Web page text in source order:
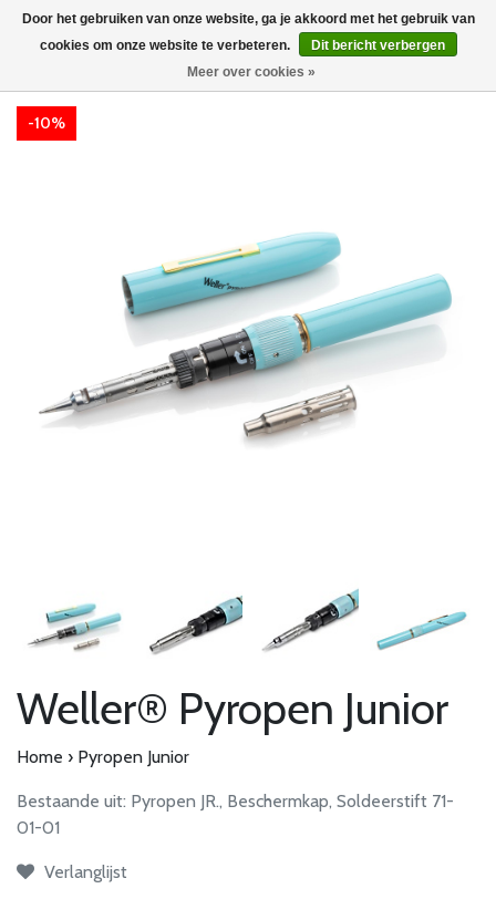
-10%
-10%
-10%
-10%
Weller® Pyropen Junior
Home › Pyropen Junior
Bestaande uit: Pyropen JR., Beschermkap, Soldeerstift 71-
01-01
Verlanglijst
Door het gebruiken van onze website, ga je akkoord met het gebruik van
cookies om onze website te verbeteren.
Dit bericht verbergen
Meer over cookies »